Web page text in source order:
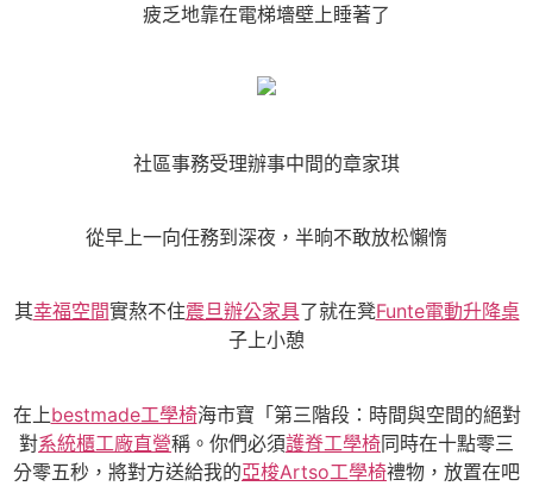
疲乏地靠在電梯墻壁上睡著了
社區事務受理辦事中間的章家琪
從早上一向任務到深夜，半晌不敢放松懶惰
其幸福空間實熬不住震旦辦公家具了就在凳Funte電動升降桌
子上小憩
在上bestmade工學椅海市寶「第三階段：時間與空間的絕對
對系統櫃工廠直營稱。你們必須護脊工學椅同時在十點零三
分零五秒，將對方送給我的亞梭Artso工學椅禮物，放置在吧